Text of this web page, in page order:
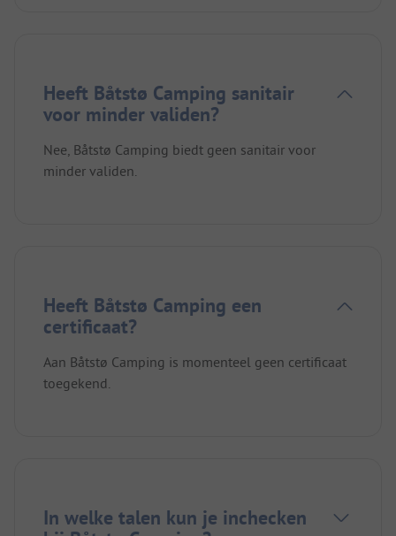
Heeft Båtstø Camping sanitair
voor minder validen?
Nee, Båtstø Camping biedt geen sanitair voor
minder validen.
Heeft Båtstø Camping een
certificaat?
Aan Båtstø Camping is momenteel geen certificaat
toegekend.
In welke talen kun je inchecken